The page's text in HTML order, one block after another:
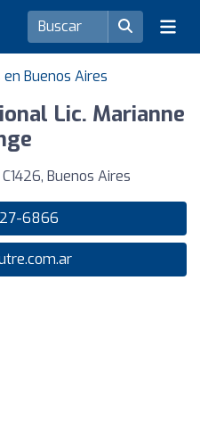
Buenos Aires
Lic. Marianne
Buenos Aires
6866